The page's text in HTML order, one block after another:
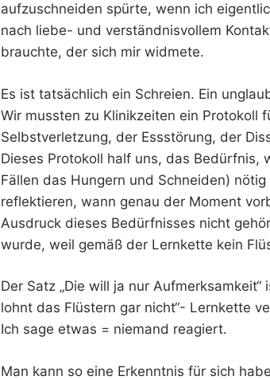
aufzuschneiden spürte, wenn ich
nach liebe- und verständnisvollem
brauchte, der sich mir widmete.
Es ist tatsächlich ein Schreien. Ein
Wir mussten zu Klinikzeiten ein Protokoll
Selbstverletzung, der Essstörung, der
Dieses Protokoll half uns, das Bedürfnis,
Fällen das Hungern und Schneiden)
reflektieren, wann genau der Moment
Ausdruck dieses Bedürfnisses nicht
wurde, weil gemäß der Lernkette kein
Der Satz „Die will ja nur
lohnt das Flüstern gar nicht“- Lernkette
Ich sage etwas = niemand reagiert.
Man kann so eine Erkenntnis für sich